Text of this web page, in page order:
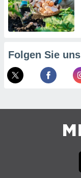
Folgen Sie uns